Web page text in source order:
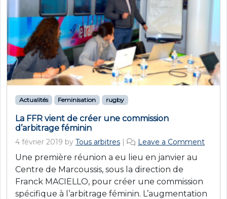
Actualités Feminisation rugby
La FFR vient de créer une commission
d’arbitrage féminin
4 février 2019 by Tous arbitres | Leave a Comment
Une première réunion a eu lieu en janvier au
Centre de Marcoussis, sous la direction de
Franck MACIELLO, pour créer une commission
spécifique à l’arbitrage féminin. L’augmentation